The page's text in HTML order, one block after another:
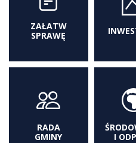
ZAŁATW
SPRAWĘ
RADA
GMINY
I